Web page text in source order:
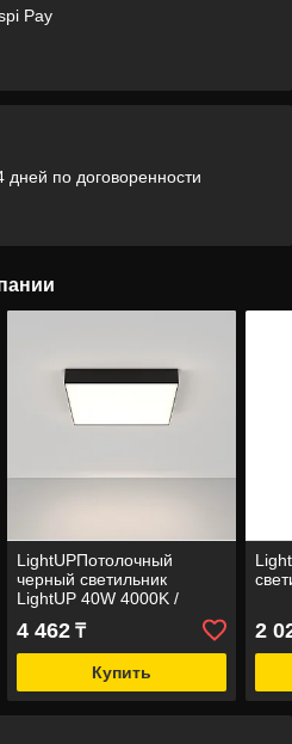
Pay
дней по договоренности
LightUPПотолочный
черный светильник
LightUP 40W 4000K /
6500K (накладной)
4 462₸
Купить
2